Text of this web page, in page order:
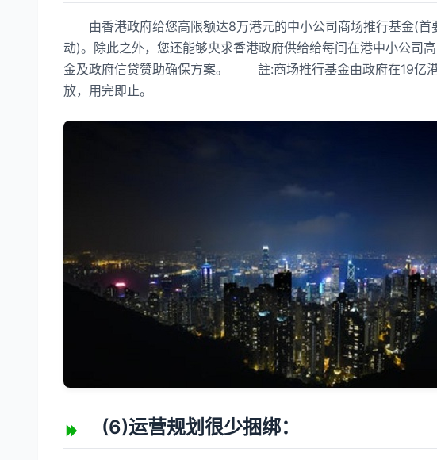
由香港政府给您高限额达8万港元的中小公司商场推行基金(首
动)。除此之外，您还能够央求香港政府供给给每间在港中小公司
金及政府信贷赞助确保方案。 註:商场推行基金由政府在19亿
放，用完即止。
(6)运营规划很少捆绑：